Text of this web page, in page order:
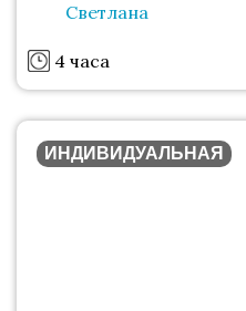
Светлана
4 часа
ИНДИВИДУАЛЬНАЯ